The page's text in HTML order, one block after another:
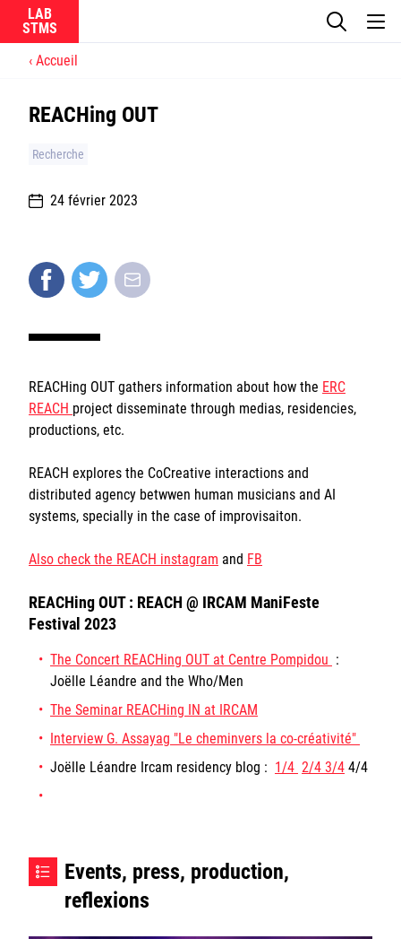
LAB
Ircam
CNRS
Sorbonne Université
Ministère de la Culture
Rester informé
Offres d'emplois/stages
Login/Signup
La recherche
Accueil
REACHing OUT
Recherche
24 février 2023
REACHing OUT gathers information about how the ERC
REACH project disseminate through medias, residencies,
productions, etc.
REACH explores the CoCreative interactions and
distributed agency betwwen human musicians and AI
systems, specially in the case of improvisaiton.
Also check the REACH instagram and FB
REACHing OUT : REACH @ IRCAM ManiFeste
Festival 2023
The Concert REACHing OUT at Centre Pompidou :
Joëlle Léandre and the Who/Men
The Seminar REACHing IN at IRCAM
Interview G. Assayag "Le cheminvers la co-créativité"
Joëlle Léandre Ircam residency blog : 1/4 2/4 3/4 4/4
Events, press, production,
reflexions